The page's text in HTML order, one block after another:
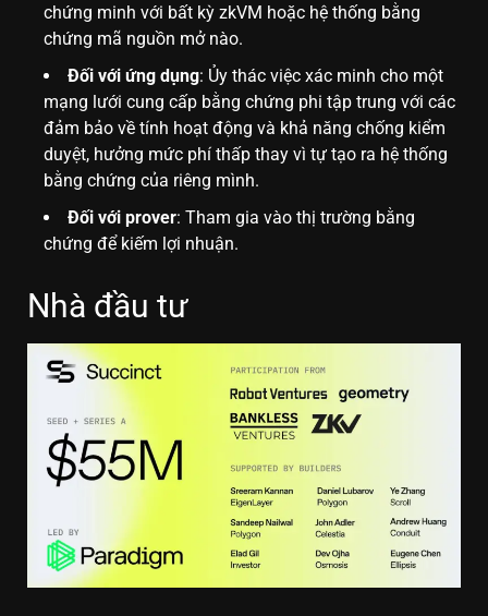
chứng minh với bất kỳ zkVM hoặc hệ thống bằng
chứng mã nguồn mở nào.
Đối với ứng dụng: Ủy thác việc xác minh cho một
mạng lưới cung cấp bằng chứng phi tập trung với các
đảm bảo về tính hoạt động và khả năng chống kiểm
duyệt, hưởng mức phí thấp thay vì tự tạo ra hệ thống
bằng chứng của riêng mình.
Đối với prover: Tham gia vào thị trường bằng
chứng để kiếm lợi nhuận.
Nhà đầu tư